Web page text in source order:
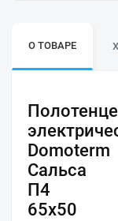
О ТОВАРЕ
Domoterm
Сальса
П4
65x50